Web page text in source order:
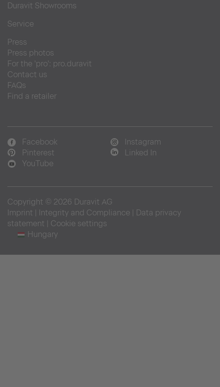
Duravit Showrooms
Service
Press
Press photos
For the 'pro': pro.duravit
Contact us
FAQs
Find a retailer
Facebook
Instagram
Pinterest
Linked In
YouTube
Copyright © 2026 Duravit AG
Imprint
Integrity and Compliance
Data privacy
statement
Cookie settings
Hungary